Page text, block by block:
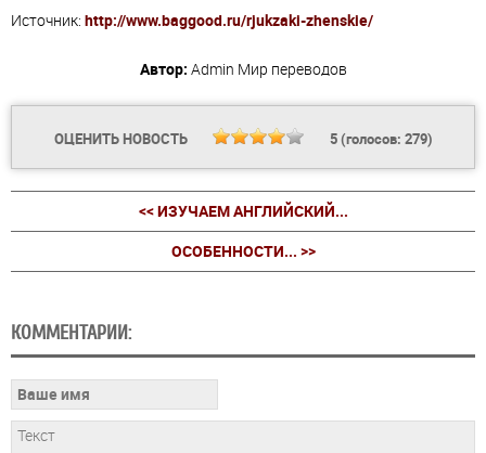
Источник: http://www.baggood.ru/rjukzaki-zhenskie/
Автор: Admin Мир переводов
ОЦЕНИТЬ НОВОСТЬ 5(голосов: 279)
<< ИЗУЧАЕМ АНГЛИЙСКИЙ...
ОСОБЕННОСТИ... >>
КОММЕНТАРИИ: